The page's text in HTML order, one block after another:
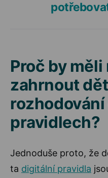
Proč by
zahrnout
pravidlech?
Jednoduše proto, že
ta digitální pravidla